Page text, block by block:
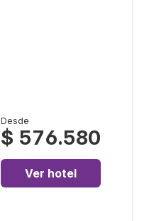
Desde
$ 576.580
Ver hotel